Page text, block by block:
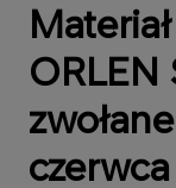
ORLEN